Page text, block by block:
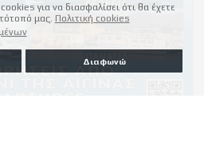
για να διασφαλίσει ότι θα έχετε
μας. Πολιτική cookies
Διαφωνώ